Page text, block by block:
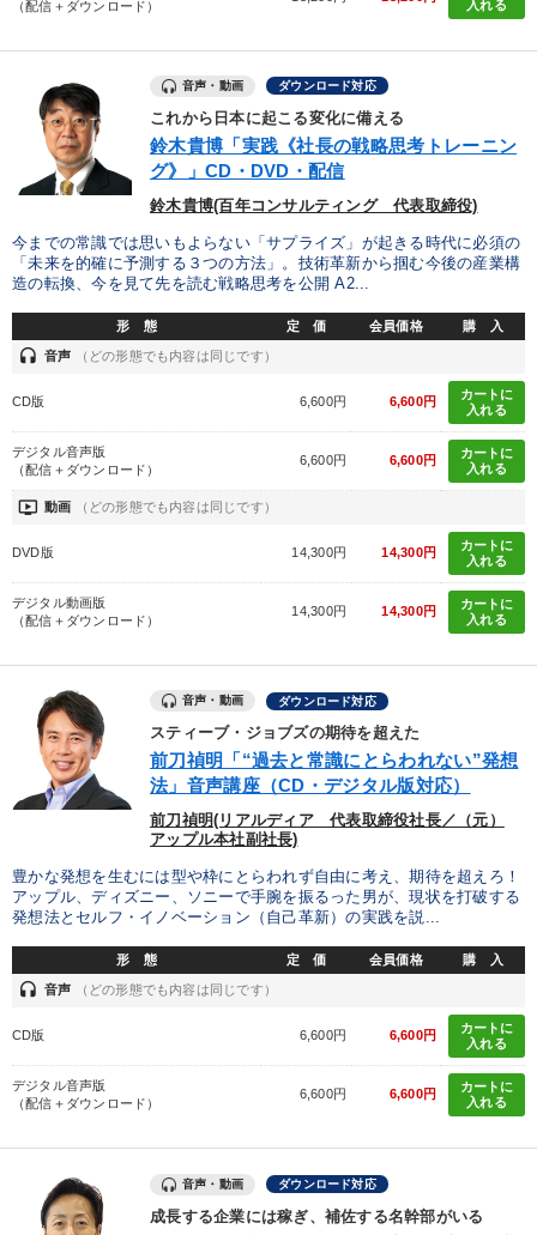
労務問題・リスク対策 モノづくり 銀行交渉 採用
女性経営者 入門篇
※「更新」を押すと「カテゴリー」「目的別」「キーワード」を更新いただけます。
local_offer タグから探す refresh 更新する
すべての音声・動画（全2076タイトル）からお探しいただけます
タグ・キーワード
労務問題・人事対策 生産性向上 成功哲学
IT・デジタル活用
会社数字を学ぶ SDGs 株式市場
企業成長 思考法
海外の成功事例 コロナ禍対策
ブランディング 後継者
※「更新」を押すと「タグ・キーワード」を更新いただけます。
（配信＋ダウンロード）
入れる
音声・動画 ダウンロード対応
これから日本に起こる変化に備える
鈴木貴博「実践《社長の戦略思考トレーニン
グ》」CD・DVD・配信
鈴木貴博(百年コンサルティング 代表取締役)
今までの常識では思いもよらない「サプライズ」が起きる時代に必須の
「未来を的確に予測する３つの方法」。技術革新から掴む今後の産業構
造の転換、今を見て先を読む戦略思考を公開 A2...
形 態 定 価 会員価格 購 入
headset 音声 （どの形態でも内容は同じです）
CD版 6,600円 6,600円
カートに
入れる
デジタル音声版
（配信＋ダウンロード）
6,600円 6,600円
カートに
入れる
ondemand_video 動画 （どの形態でも内容は同じです）
DVD版 14,300円 14,300円
カートに
入れる
デジタル動画版
（配信＋ダウンロード）
14,300円 14,300円
カートに
入れる
音声・動画 ダウンロード対応
スティーブ・ジョブズの期待を超えた
前刀禎明「“過去と常識にとらわれない”発想
法」音声講座（CD・デジタル版対応）
前刀禎明(リアルディア 代表取締役社長／（元）
アップル本社副社長)
豊かな発想を生むには型や枠にとらわれず自由に考え、期待を超えろ！
アップル、ディズニー、ソニーで手腕を振るった男が、現状を打破する
発想法とセルフ・イノベーション（自己革新）の実践を説...
形 態 定 価 会員価格 購 入
headset 音声 （どの形態でも内容は同じです）
CD版 6,600円 6,600円
カートに
入れる
デジタル音声版
（配信＋ダウンロード）
6,600円 6,600円
カートに
入れる
音声・動画 ダウンロード対応
成長する企業には稼ぎ、補佐する名幹部がいる